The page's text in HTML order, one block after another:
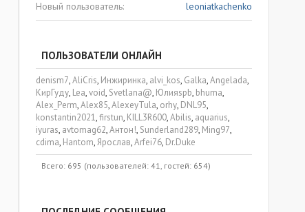
Новый пользователь
leoniatkachenko
ПОЛЬЗОВАТЕЛИ ОНЛАЙН
denism7 AliCris Инжиринка alvi_kos Galka Angelada
КирГуду Lea void Svetlana@ Юлияspb bhuma
Alex_Perm Alex85 AlexeyTula orhy DNL95
konstantin2021 firstun KILL3R600 Abilis aquarius
iyuras avtomag62 Антон! Sunderland289 Ming97
cdima Hantom Ярослав Arfei76 Dr.Duke
Всего: 695 (пользователей: 41, гостей: 654)